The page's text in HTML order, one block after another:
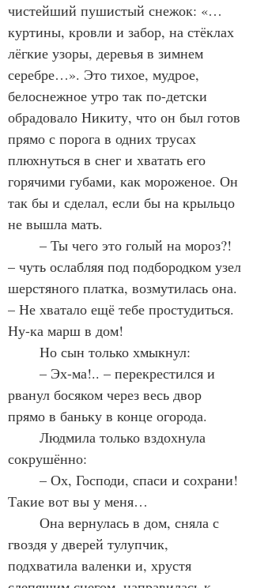
чистейший пушистый снежок: «…
куртины, кровли и забор, на стёклах
лёгкие узоры, деревья в зимнем
серебре…». Это тихое, мудрое,
белоснежное утро так по-детски
обрадовало Никиту, что он был готов
прямо с порога в одних трусах
плюхнуться в снег и хватать его
горячими губами, как мороженое. Он
так бы и сделал, если бы на крыльцо
не вышла мать.
– чуть ослабляя под подбородком узел
шерстяного платка, возмутилась она.
– Не хватало ещё тебе простудиться.
Ну-ка марш в дом!
	Но сын только хмыкнул:
рванул босяком через весь двор
прямо в баньку в конце огорода.
сокрушённо:
Такие вот вы у меня…
гвоздя у дверей тулупчик,
подхватила валенки и, хрустя